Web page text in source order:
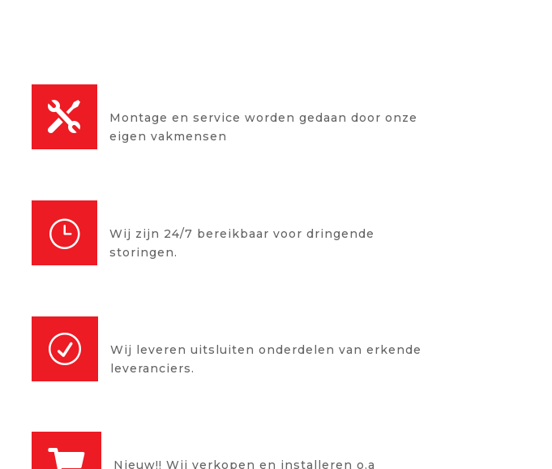

Montage en service worden gedaan door onze
eigen vakmensen
}
Wij zijn 24/7 bereikbaar voor dringende
storingen.
R
Wij leveren uitsluiten onderdelen van erkende
leveranciers.
Nieuw!! Wij verkopen en installeren o.a